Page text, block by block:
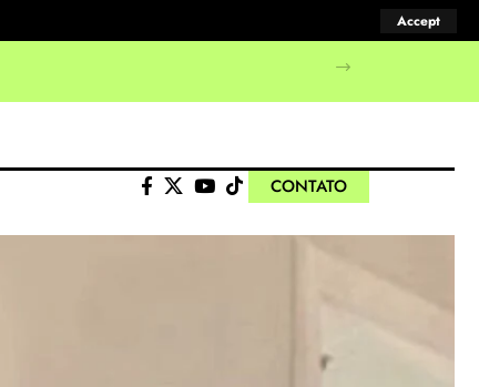
Accept
CONTATO